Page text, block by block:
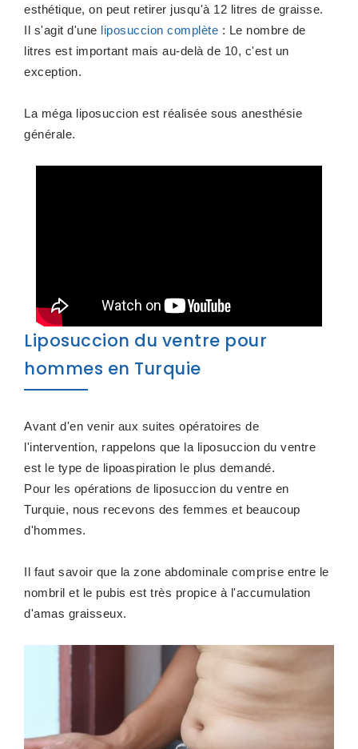
esthétique, on peut retirer jusqu'à 12 litres de graisse.
Il s'agit d'une liposuccion complète : Le nombre de
litres est important mais au-delà de 10, c'est un
exception.
La méga liposuccion est réalisée sous anesthésie
générale.
Liposuccion du ventre pour
hommes en Turquie
Avant d'en venir aux suites opératoires de
l'intervention, rappelons que la liposuccion du ventre
est le type de lipoaspiration le plus demandé.
Pour les opérations de liposuccion du ventre en
Turquie, nous recevons des femmes et beaucoup
d'hommes.
Il faut savoir que la zone abdominale comprise entre le
nombril et le pubis est très propice à l'accumulation
d'amas graisseux.